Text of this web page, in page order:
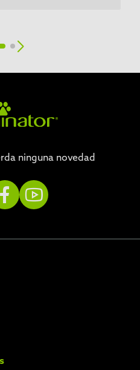
ninguna novedad